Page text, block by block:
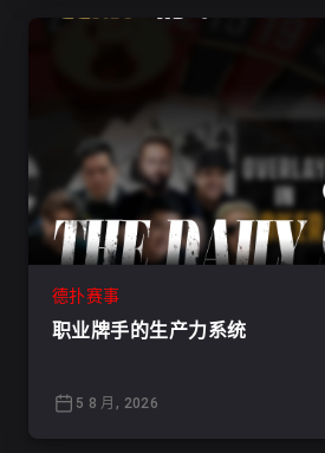
德扑赛事
职业牌手的生产力系统
5 8 月, 2026